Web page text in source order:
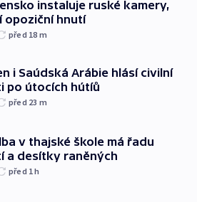
instaluje ruské kamery,
opoziční hnutí
před 18 m
i Saúdská Arábie hlásí civilní
po útocích hútíů
před 23 m
v thajské škole má řadu
a desítky raněných
před 1h